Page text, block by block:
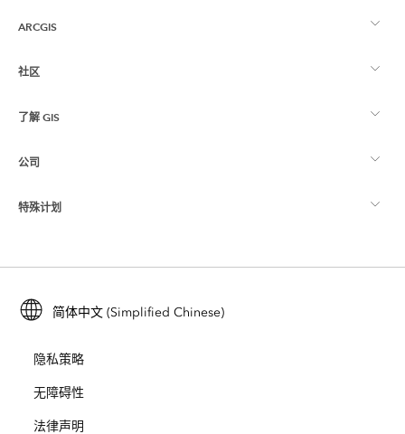
ARCGIS
ArcGIS 概览
制图
Esri Store
社区
Esri 社区
ArcGIS 博客
Esri 年轻专家关系网
了解 GIS
什么是 GIS？
位置智能
培训
ArcUser
ArcNews
ArcWatch
公司
关于 Esri
招贤纳士
开放视野
特殊计划
ArcGIS for Student Use
保护
简体中文 (Simplified Chinese)
隐私策略
无障碍性
法律声明